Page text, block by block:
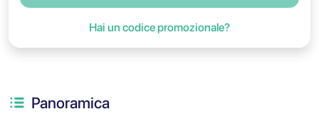
Hai un codice promozionale?
Panoramica